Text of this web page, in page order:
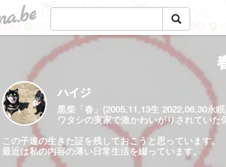
ハイジ
黒柴「春」(2005,11,13生 2022,06,30永
ワタシの実家で激かわいがりされてい
この子達の生きた証を残しておこうと思っています。
最近は私の内容の薄い日常生活を綴っています。